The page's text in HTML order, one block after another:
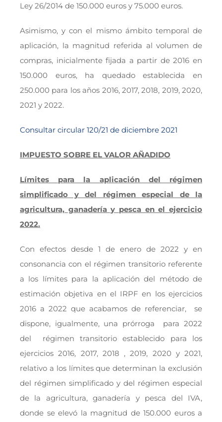
Ley 26/2014 de 150.000 euros y 75.000 euros.
Asimismo, y con el mismo ámbito temporal de
aplicación, la magnitud referida al volumen de
compras, inicialmente fijada a partir de 2016 en
150.000 euros, ha quedado establecida en
250.000 para los años 2016, 2017, 2018, 2019, 2020,
2021 y 2022.
Consultar circular 120/21 de diciembre 2021
IMPUESTO SOBRE EL VALOR AÑADIDO
Límites para la aplicación del régimen
simplificado y del régimen especial de la
agricultura, ganadería y pesca en el ejercicio
2022.
Con efectos desde 1 de enero de 2022 y en
consonancia con el régimen transitorio referente
a los límites para la aplicación del método de
estimación objetiva en el IRPF en los ejercicios
2016 a 2022 que acabamos de referenciar, se
dispone, igualmente, una prórroga para 2022
del régimen transitorio establecido para los
ejercicios 2016, 2017, 2018 , 2019, 2020 y 2021,
relativo a los límites que determinan la exclusión
del régimen simplificado y del régimen especial
de la agricultura, ganadería y pesca del IVA,
donde se elevó la magnitud de 150.000 euros a